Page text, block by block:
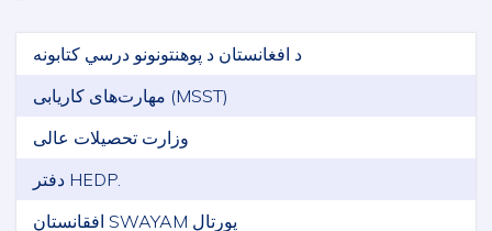
د افغانستان د پوهنتونونو درسي کتابونه
مهارت‌های کاریابی (MSST)
وزارت تحصیلات عالی
دفتر HEDP.
افقانستان SWAYAM پورتال